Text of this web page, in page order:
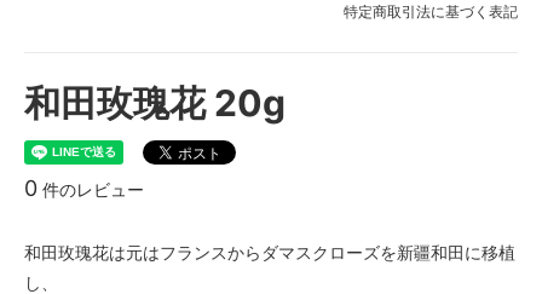
特定商取引法に基づく表記
和田玫瑰花 20g
0 件のレビュー
和田玫瑰花は元はフランスからダマスクローズを新疆和田に移植
し、